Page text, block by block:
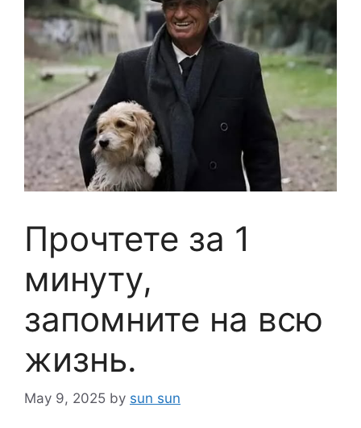
Прочтете за 1
минуту,
запомните на всю
жизнь.
May 9, 2025 by sun sun